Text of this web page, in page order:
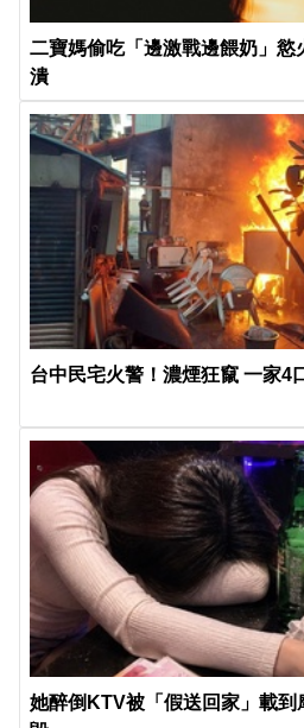
二寶媽偷吃「邊激戰邊餵奶」慾
潰
台中民宅火警！濃煙狂竄 一家4
她醉倒KTV被「假送回家」載到